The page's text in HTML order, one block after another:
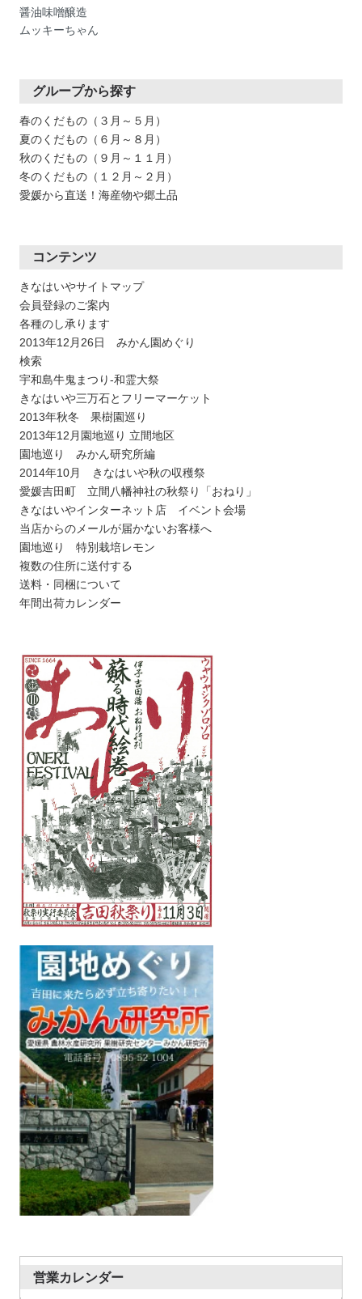
醤油味噌醸造
ムッキーちゃん
グループから探す
春のくだもの（３月～５月）
夏のくだもの（６月～８月）
秋のくだもの（９月～１１月）
冬のくだもの（１２月～２月）
愛媛から直送！海産物や郷土品
コンテンツ
きなはいやサイトマップ
会員登録のご案内
各種のし承ります
2013年12月26日 みかん園めぐり
検索
宇和島牛鬼まつり-和霊大祭
きなはいや三万石とフリーマーケット
2013年秋冬 果樹園巡り
2013年12月園地巡り 立間地区
園地巡り みかん研究所編
2014年10月 きなはいや秋の収穫祭
愛媛吉田町 立間八幡神社の秋祭り「おねり」
きなはいやインターネット店 イベント会場
当店からのメールが届かないお客様へ
園地巡り 特別栽培レモン
複数の住所に送付する
送料・同梱について
年間出荷カレンダー
営業カレンダー